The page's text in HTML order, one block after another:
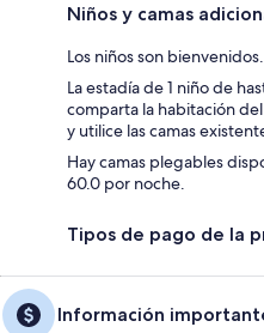
Niños y camas
Los niños son bienvenidos.
La estadía de 1 niño de
comparta la habitación
y utilice las camas
Hay camas plegables
60.0 por noche.
Tipos de pago de la
Información